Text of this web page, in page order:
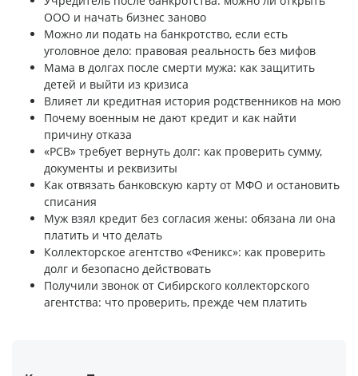
ООО и начать бизнес заново
Можно ли подать на банкротство, если есть
уголовное дело: правовая реальность без мифов
Мама в долгах после смерти мужа: как защитить
детей и выйти из кризиса
Влияет ли кредитная история родственников на мою
Почему военным не дают кредит и как найти
причину отказа
«РСВ» требует вернуть долг: как проверить сумму,
документы и реквизиты
Как отвязать банковскую карту от МФО и остановить
списания
Муж взял кредит без согласия жены: обязана ли она
платить и что делать
Коллекторское агентство «Феникс»: как проверить
долг и безопасно действовать
Получили звонок от Сибирского коллекторского
агентства: что проверить, прежде чем платить